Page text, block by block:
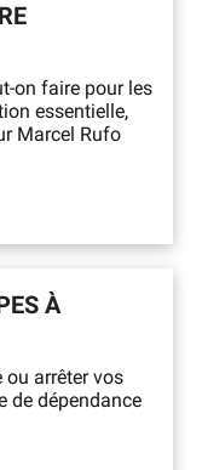
on faire pour les
essentielle,
Marcel Rufo
À
ou arrêter vos
de dépendance